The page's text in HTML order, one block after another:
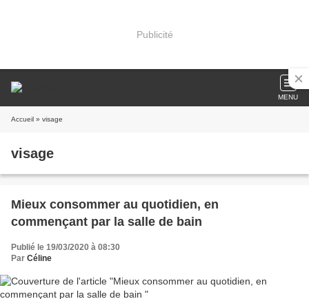
Publicité
MENU
Accueil » visage
visage
Mieux consommer au quotidien, en
commençant par la salle de bain
Publié le 19/03/2020 à 08:30
Par Céline